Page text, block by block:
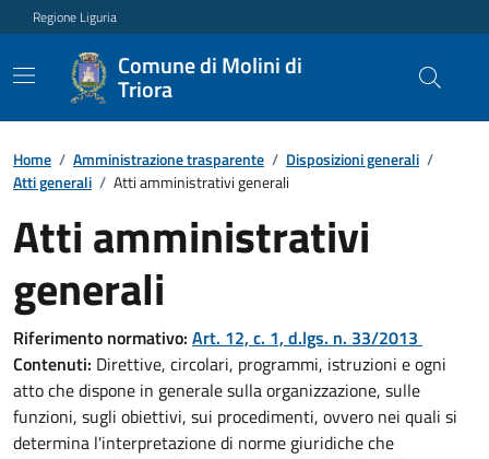
Regione Liguria
Comune di Molini di
Triora
Home / Amministrazione trasparente / Disposizioni generali /
Atti generali / Atti amministrativi generali
Atti amministrativi
generali
Riferimento normativo: Art. 12, c. 1, d.lgs. n. 33/2013
Contenuti: Direttive, circolari, programmi, istruzioni e ogni
atto che dispone in generale sulla organizzazione, sulle
funzioni, sugli obiettivi, sui procedimenti, ovvero nei quali si
determina l'interpretazione di norme giuridiche che